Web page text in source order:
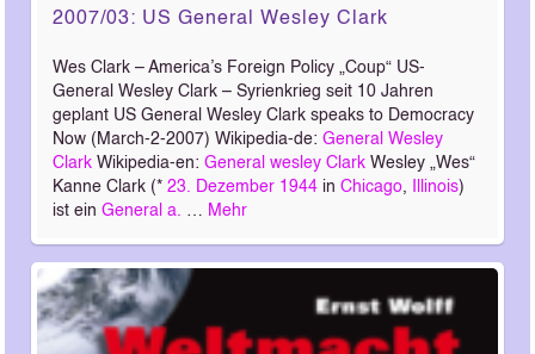
2007/03: US General Wesley Clark
Wes Clark – America’s Foreign Policy „Coup“ US-
General Wesley Clark – Syrienkrieg seit 10 Jahren
geplant US General Wesley Clark speaks to Democracy
Now (March-2-2007) Wikipedia-de:General Wesley
Clark Wikipedia-en:General wesley Clark Wesley „Wes“
Kanne Clark (*23. Dezember 1944 inChicago, Illinois)
ist einGeneral a. … Mehr